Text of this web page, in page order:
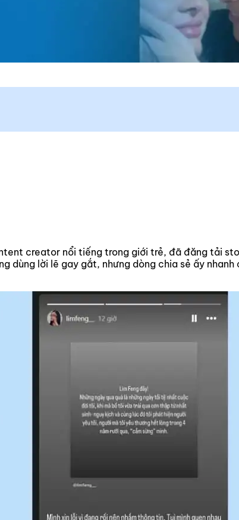
creator nổi tiếng trong giới trẻ, đã đăng tải
lời lẽ gay gắt, nhưng dòng chia sẻ ấy